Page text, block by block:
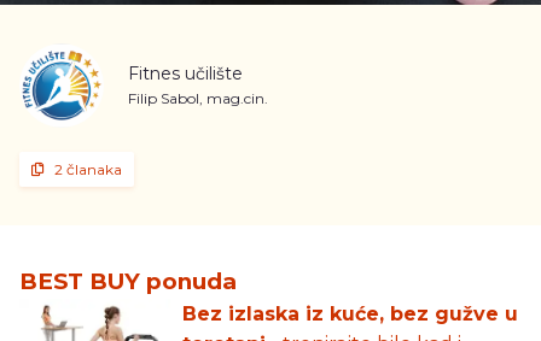
Fitnes učilište
Filip Sabol, mag.cin.
2 članaka
BEST BUY ponuda
Bez izlaska iz kuće, bez gužve u